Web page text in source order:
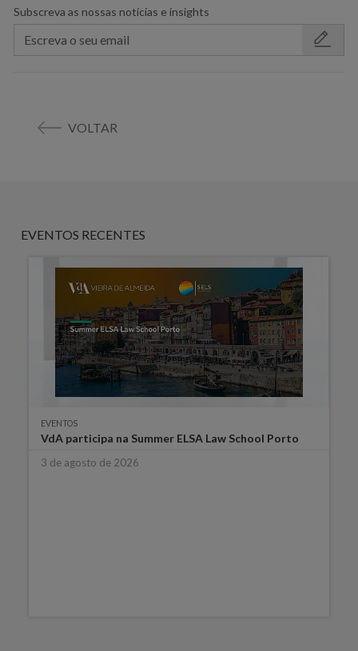
Subscreva as nossas notícias e insights
VOLTAR
EVENTOS RECENTES
EVENTOS
VdA participa na Summer ELSA Law School Porto
3 de agosto de 2026